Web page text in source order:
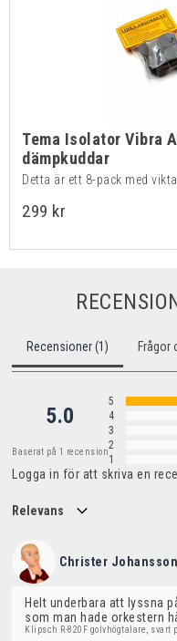
Tema Isolator Vibra
dämpkuddar
Detta är ett 8-pack med
299 kr
Recensioner (1) Frågor
5.0
Baserat på 1 recension
5
4
3
2
1
Logga in för att skriva en
Relevans
Christer Johansson
Helt underbara att lyssna
som man hade orkestern
Klipsch R-820F golvhögtalare, svart